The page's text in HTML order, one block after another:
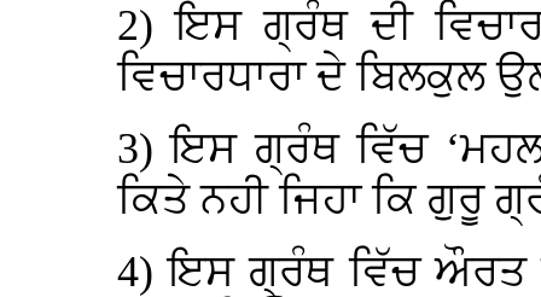
2) ਇਸ ਗ੍ਰੰਥ ਦੀ
ਵਿਚਾਰਧਾਰਾ ਦੇ ਬਿਲਕੁਲ
3) ਇਸ ਗ੍ਰੰਥ ਵਿੱਚ
ਕਿਤੇ ਨਹੀ ਜਿਹਾ ਕਿ ਗੁਰੂ
4) ਇਸ ਗ੍ਰੰਥ ਵਿੱਚ ਔਰਤ